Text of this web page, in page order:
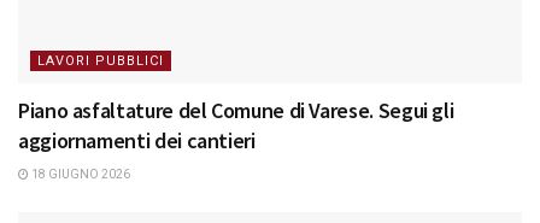
LAVORI PUBBLICI
Piano asfaltature del Comune di Varese. Segui gli
aggiornamenti dei cantieri
18 GIUGNO 2026